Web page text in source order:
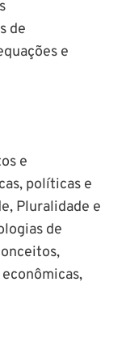
de
e
e
políticas e
Pluralidade e
de